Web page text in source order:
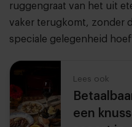
ruggengraat van het uit
vaker terugkomt, zonder
speciale gelegenheid
Lees ook
een